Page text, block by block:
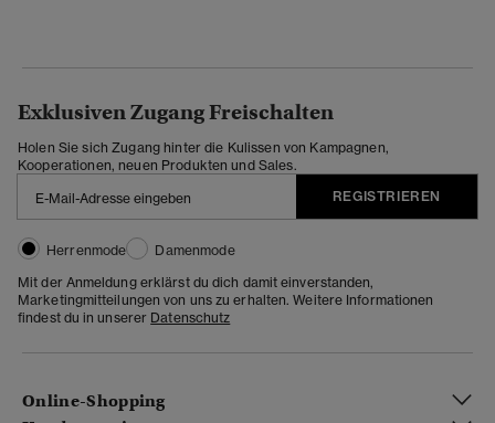
Exklusiven Zugang Freischalten
Holen Sie sich Zugang hinter die Kulissen von Kampagnen,
Kooperationen, neuen Produkten und Sales.
REGISTRIEREN
Herrenmode
Damenmode
Mit der Anmeldung erklärst du dich damit einverstanden,
Marketingmitteilungen von uns zu erhalten. Weitere Informationen
findest du in unserer Datenschutz
Online-Shopping